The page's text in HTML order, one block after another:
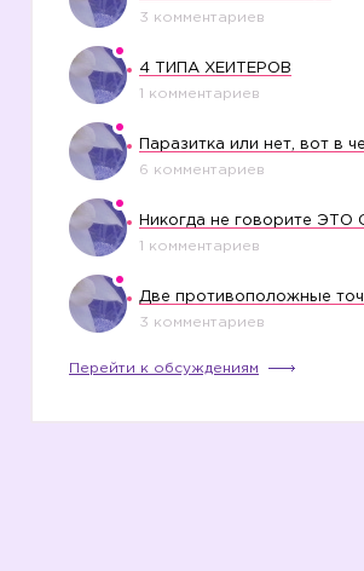
3 комментариев
4 ТИПА ХЕЙТЕРОВ
1 комментариев
6 комментариев
1 комментариев
3 комментариев
Перейти к обсуждениям